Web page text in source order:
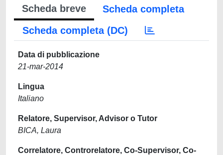
Scheda breve
Scheda completa
Scheda completa (DC)
Data di pubblicazione
21-mar-2014
Lingua
Italiano
Relatore, Supervisor, Advisor o Tutor
BICA, Laura
Correlatore, Controrelatore, Co-Supervisor, Co-